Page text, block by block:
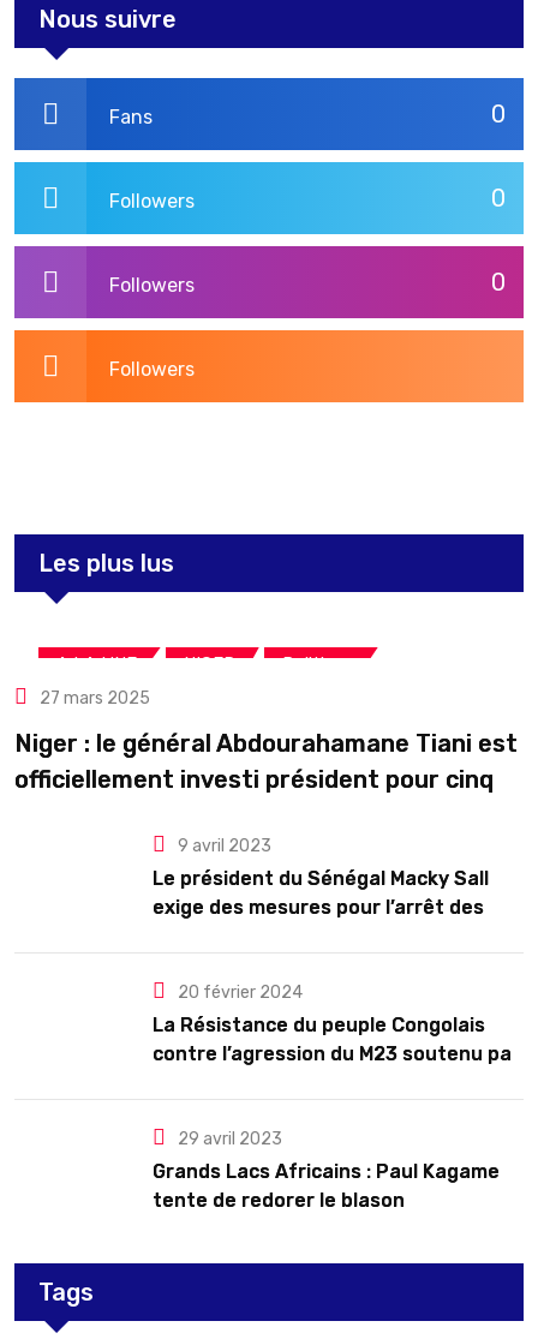
Nous suivre
0
Fans
0
Followers
0
Followers
Followers
Les plus lus
A LA UNE NIGER Politique
27 mars 2025
Niger : le général Abdourahamane Tiani est
officiellement investi président pour cinq
9 avril 2023
Le président du Sénégal Macky Sall
exige des mesures pour l’arrêt des
20 février 2024
La Résistance du peuple Congolais
contre l’agression du M23 soutenu par
29 avril 2023
Grands Lacs Africains : Paul Kagame
tente de redorer le blason
Tags